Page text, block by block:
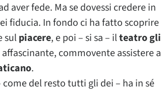
aver fede. Ma se dovessi credere in
fiducia. In fondo ci ha fatto scoprire
sulpiacere, e poi – si sa – ilteatro gli
commovente assistere a
.
del resto tutti gli dei – ha in sé